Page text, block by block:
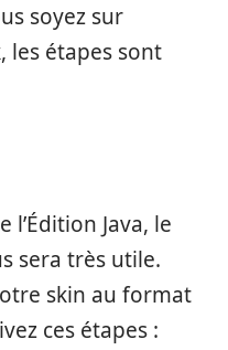
soyez sur
les étapes sont
l’Édition Java, le
sera très utile.
skin au format
ces étapes :